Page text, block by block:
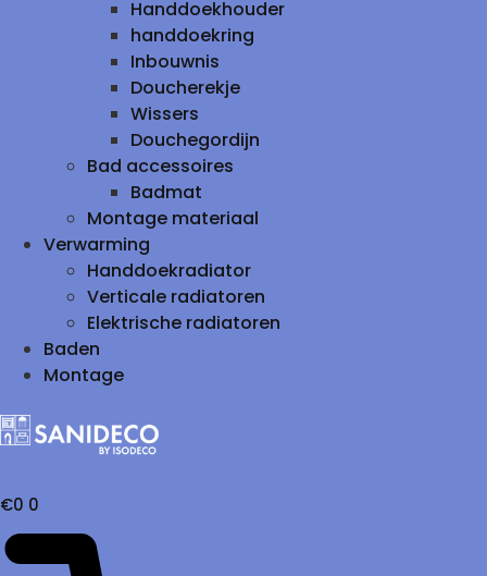
Handdoekhouder
handdoekring
Inbouwnis
Doucherekje
Wissers
Douchegordijn
Bad accessoires
Badmat
Montage materiaal
Verwarming
Handdoekradiator
Verticale radiatoren
Elektrische radiatoren
Baden
Montage
€0 0